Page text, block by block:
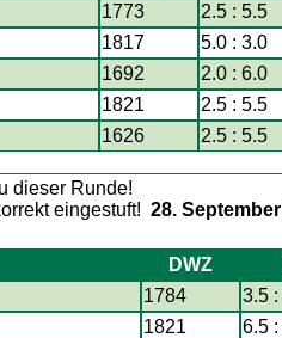
1773 2.5 : 5.5
1817 5.0 : 3.0
1692 2.0 : 6.0
1821 2.5 : 5.5
1626 2.5 : 5.5
28.
DWZ
1784 3.5
1821 6.5